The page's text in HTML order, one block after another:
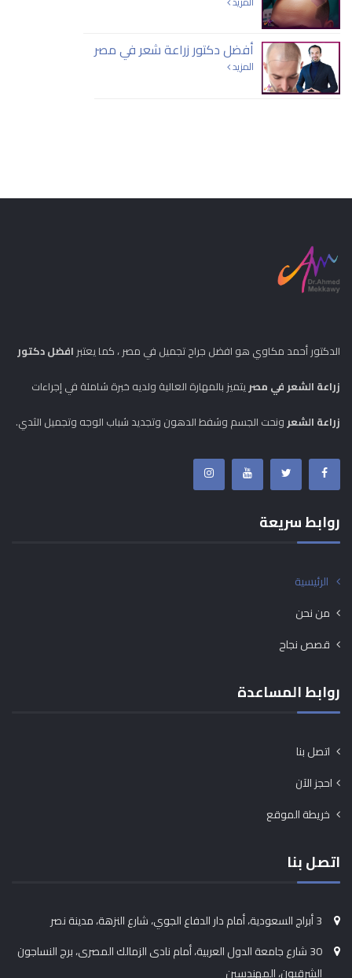
أفضل دكتور زراعة شعر في مصر
المزيد
الدكتور أحمد مكاوي هو افضل جراح تجميل في مصر ، كما يعتبر افضل دكتور
زراعة الشعر في مصريتميز بالمهارة العالية ولديه خبرة شاملة في إجراءات
زراعة الشعرونحت الجسم وشفط الدهون وتجديد شباب الوجه وتجميل الثدي.
روابط سريعة
الرئيسية
من نحن
قصص نجاح
روابط المساعدة
اتصل بنا
احجز الآن
خريطة الموقع
اتصل بنا
3 أبراج السعودية، أمام دار الدفاع الجوي، شارع النزهة، مدينة نصر
30 شارع جامعة الدول العربية، أمام نادى الزمالك المصرى، برج النساجون
الشرقيون، المهندسين